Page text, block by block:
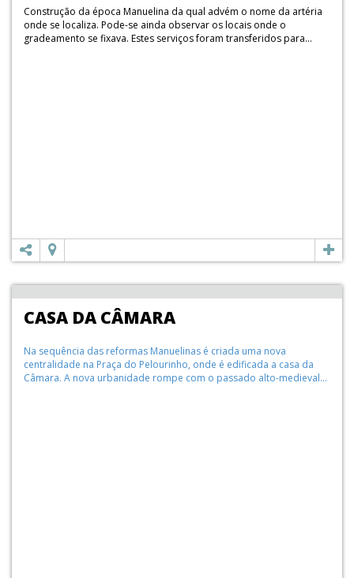
Construção da época Manuelina da qual advém o nome da artéria
onde se localiza. Pode-se ainda observar os locais onde o
gradeamento se fixava. Estes serviços foram transferidos para...
CASA DA CÂMARA
Na sequência das reformas Manuelinas é criada uma nova
centralidade na Praça do Pelourinho, onde é edificada a casa da
Câmara. A nova urbanidade rompe com o passado alto-medieval...